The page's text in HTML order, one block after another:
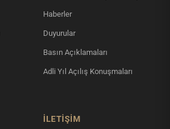
Haberler
Duyurular
Basın Açıklamaları
Adli Yıl Açılış Konuşmaları
İLETIŞIM